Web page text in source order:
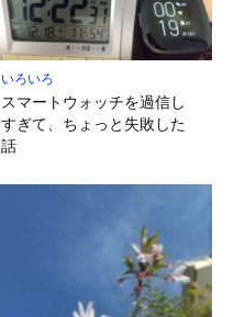
いろいろ
スマートウォッチを過信し
すぎて、ちょっと失敗した
話